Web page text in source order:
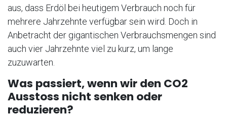
aus, dass Erdöl bei heutigem Verbrauch noch für
mehrere Jahrzehnte verfügbar sein wird. Doch in
Anbetracht der gigantischen Verbrauchsmengen sind
auch vier Jahrzehnte viel zu kurz, um lange
zuzuwarten.
Was passiert, wenn wir den CO2
Ausstoss nicht senken oder
reduzieren?